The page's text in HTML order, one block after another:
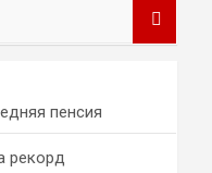
пенсия
рекорд